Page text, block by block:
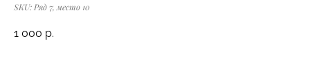
SKU: Ряд 7, место 10
1 000 р.